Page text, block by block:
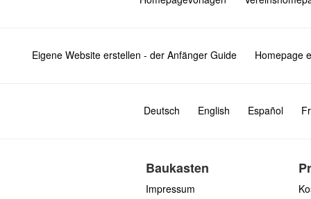
Eigene Website erstellen - der Anfänger Guide Homepage
Deutsch English Español
Baukasten
Impressum